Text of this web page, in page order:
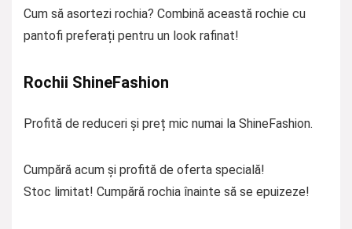
Cum să asortezi rochia? Combină această rochie cu
pantofi preferați pentru un look rafinat!
Rochii ShineFashion
Profită de reduceri și preț mic numai la ShineFashion.
Cumpără acum și profită de oferta specială!
Stoc limitat! Cumpără rochia înainte să se epuizeze!